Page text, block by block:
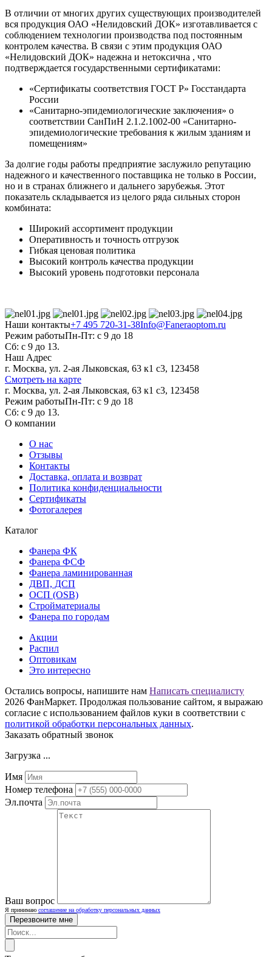
В отличии от многих других существующих производителей
вся продукция ОАО «Нелидовский ДОК» изготавливается с
соблюдением технологии производства под постоянным
контролем качества. В связи с этим продукция ОАО
«Нелидовский ДОК» надежна и нетоксична , что
подтверждается государственными сертификатами:
«Сертификаты соответствия ГОСТ Р» Госстандарта
России
«Санитарно-эпидемиологические заключения» о
соответствии СанПиН 2.1.2.1002-00 «Санитарно-
эпидемиологические требования к жилым зданиям и
помещениям»
За долгие годы работы предприятие заслужило репутацию
надежного и качественного поставщика не только в России,
но и в странах ближнего и дальнего зарубежья. Этот
показатель складывается из целого ряда сильных сторон
комбината:
Широкий ассортимент продукции
Оперативность и точность отгрузок
Гибкая ценовая политика
Высокий контроль качества продукции
Высокий уровень подготовки персонала
Наши контакты+7 495 720-31-38Info@Faneraoptom.ru
Режим работыПн-Пт: с 9 до 18
Сб: с 9 до 13.
Наш Адрес
г. Москва, ул. 2-ая Лыковская, 63 к1 с3, 123458
Смотреть на карте
г. Москва, ул. 2-ая Лыковская, 63 к1 с3, 123458
Режим работыПн-Пт: с 9 до 18
Сб: с 9 до 13.
О компании
О нас
Отзывы
Контакты
Доставка, оплата и возврат
Политика конфиденциальности
Сертификаты
Фотогалерея
Каталог
Фанера ФК
Фанера ФСФ
Фанера ламинированная
ДВП, ДСП
ОСП (OSB)
Стройматериалы
Фанера по городам
Акции
Распил
Оптовикам
Это интересно
Остались вопросы, напишите нам Написать специалисту
2026 ФанМаркет. Продолжая пользование сайтом, я выражаю
согласие с использованием файлов куки в соответствии с
политикой обработки персональных данных.
Заказать обратный звонок
Загрузка ...
Имя
Номер телефона
Эл.почта
Ваш вопрос
Я принимаю соглашение на обработку персональных данных